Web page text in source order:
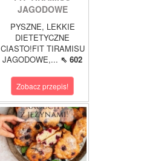
JAGODOWE
PYSZNE, LEKKIE
DIETETYCZNE
CIASTO!FIT TIRAMISU
JAGODOWE,... ⇖ 602
Zobacz przepis!